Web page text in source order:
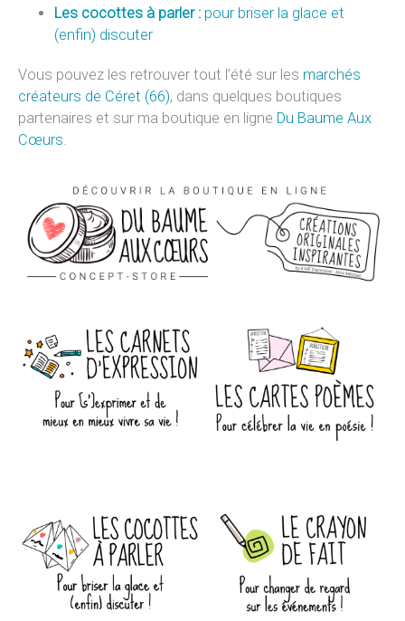
Les cocottes à parler : pour briser la glace et
(enfin) discuter
Vous pouvez les retrouver tout l’été sur les marchés
créateurs de Céret (66), dans quelques boutiques
partenaires et sur ma boutique en ligne Du Baume Aux
Cœurs.